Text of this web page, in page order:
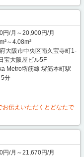
円/月～20,900円/月
～4.08m²
大阪市中央区南久宝寺町1-
宝大阪屋ビル5F
Metro堺筋線 堺筋本町駅
5分
お伝えいただくとどなたで
円/月～21,670円/月